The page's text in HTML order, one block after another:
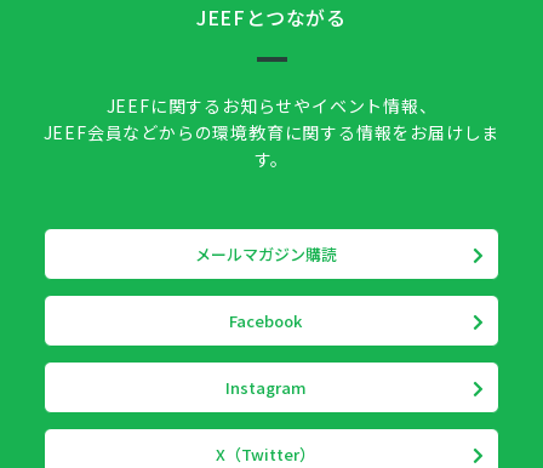
JEEFとつながる
JEEFに関するお知らせやイベント情報、
JEEF会員などからの環境教育に関する情報をお届けしま
す。
メールマガジン購読
Facebook
Instagram
X（Twitter）